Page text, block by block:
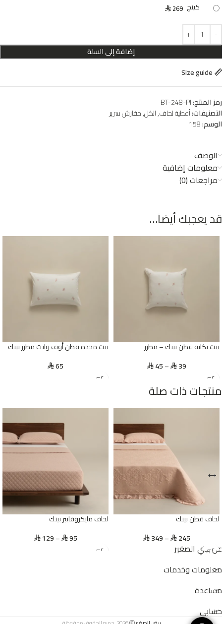
كينج ⃁ 269
إضافة إلى السلة
Size guide
رمز المنتج:BT-248-PI
التصنيفات:أغطية لحاف,الكل,مفارش سرير
الوسم:158
الوصف
معلومات إضافية
مراجعات (0)
قد يعجبك أيضاً…
بيت تكاية قطن بينك – مطرز
⃁39
–
⃁45
بيت مخدة قطن أوف وايت مطرز بينك
⃁ 65
منتجات ذات صلة
لحاف قطن بينك
⃁245
–
⃁349
لحاف مايكروفايبر بينك
⃁95
–
⃁129
عن بيتي الصغير
معلومات وخدمات
مساعدة
حسابي